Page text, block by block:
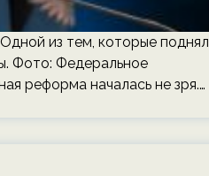
из тем, которые поднял
Фото: Федеральное
реформа началась не зря.…